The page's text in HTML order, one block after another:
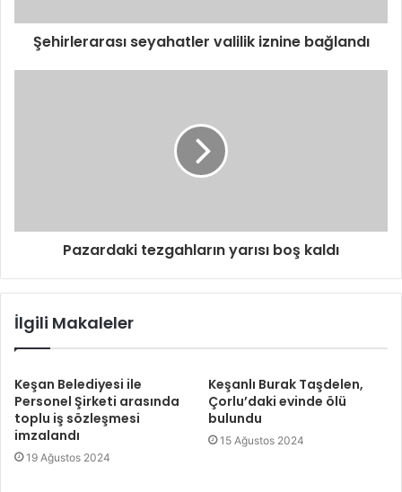
Şehirlerarası seyahatler valilik iznine bağlandı
Pazardaki tezgahların yarısı boş kaldı
İlgili Makaleler
Keşan Belediyesi ile
Personel Şirketi arasında
toplu iş sözleşmesi
imzalandı
19 Ağustos 2024
Keşanlı Burak Taşdelen,
Çorlu’daki evinde ölü
bulundu
15 Ağustos 2024